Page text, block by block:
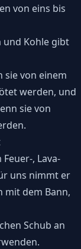
von eins bis
und Kohle gibt
sie von einem
werden, und
sie von
, Lava-
uns nimmt er
mit dem Bann,
Schub an